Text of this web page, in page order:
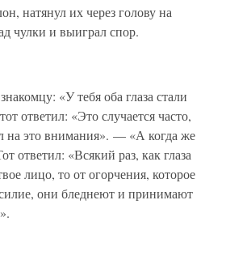
натянул их через голову на
чулки и выиграл спор.
«У тебя оба глаза стали
ответил: «Это случается часто,
на это внимания». — «А когда же
ответил: «Всякий раз, как глаза
лицо, то от огорчения, которое
они бледнеют и принимают